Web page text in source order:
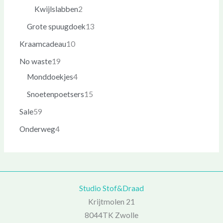
Kwijlslabben2
Grote spuugdoek13
Kraamcadeau10
No waste19
Monddoekjes4
Snoetenpoetsers15
Sale59
Onderweg4
Studio Stof&Draad
Krijtmolen 21
8044TK Zwolle